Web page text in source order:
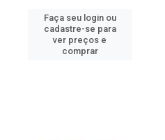
Faça seu login ou
cadastre-se para
ver preços e
comprar